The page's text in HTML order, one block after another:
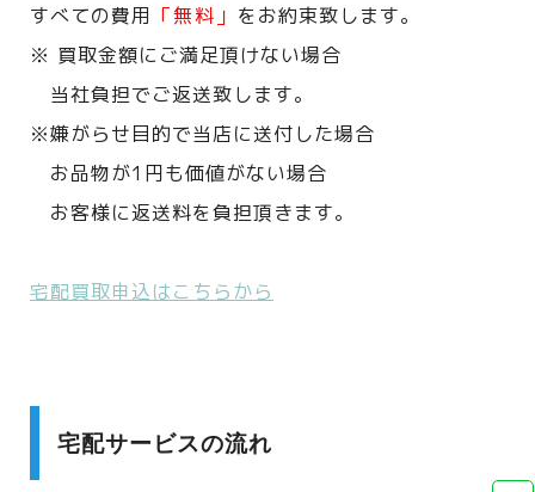
すべての費用 「無料」 をお約束致します。
※ 買取金額にご満足頂けない場合
当社負担でご返送致します。
※嫌がらせ目的で当店に送付した場合
お品物が1円も価値がない場合
お客様に返送料を負担頂きます。
宅配買取申込はこちらから
宅配サービスの流れ